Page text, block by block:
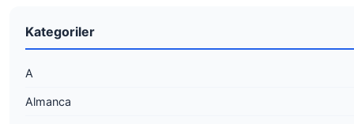
Kategoriler
A
Almanca